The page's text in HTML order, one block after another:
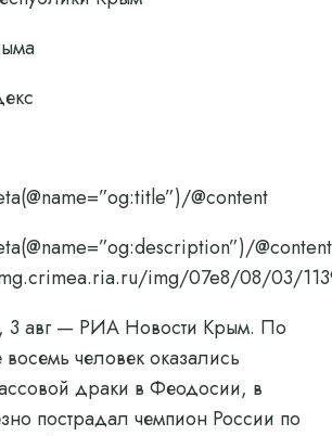
@content
@content
img/07e8/08/03/
3 авг — РИА Новости Крым. По
человек оказались
драки в Феодосии, в
пострадал чемпион России по